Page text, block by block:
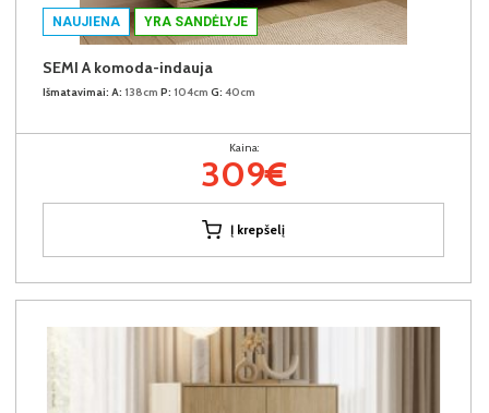
NAUJIENA YRA SANDĖLYJE
SEMI A komoda-indauja
Išmatavimai: A: 138cm P: 104cm G: 40cm
Kaina:
309€
Į krepšelį